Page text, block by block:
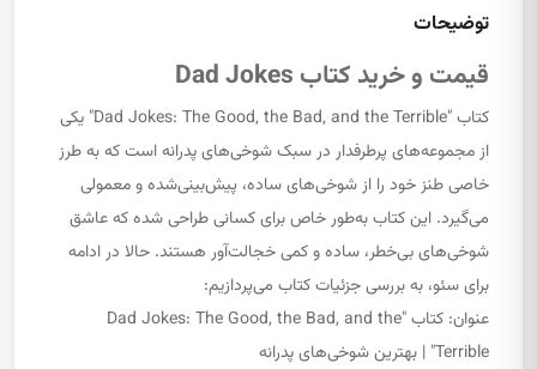
توضیحات
قیمت و خرید کتاب Dad Jokes
کتاب "Dad Jokes: The Good, the Bad, and the Terrible" یکی
از مجموعه‌های پرطرفدار در سبک شوخی‌های پدرانه است که به طرز
خاصی طنز خود را از شوخی‌های ساده، پیش‌بینی‌شده و معمولی
می‌گیرد. این کتاب به‌طور خاص برای کسانی طراحی شده که عاشق
شوخی‌های بی‌خطر، ساده و کمی خجالت‌آور هستند. حالا در ادامه
برای سئو، به بررسی جزئیات کتاب می‌پردازیم:
عنوان: کتاب "Dad Jokes: The Good, the Bad, and the
Terrible" | بهترین شوخی‌های پدرانه